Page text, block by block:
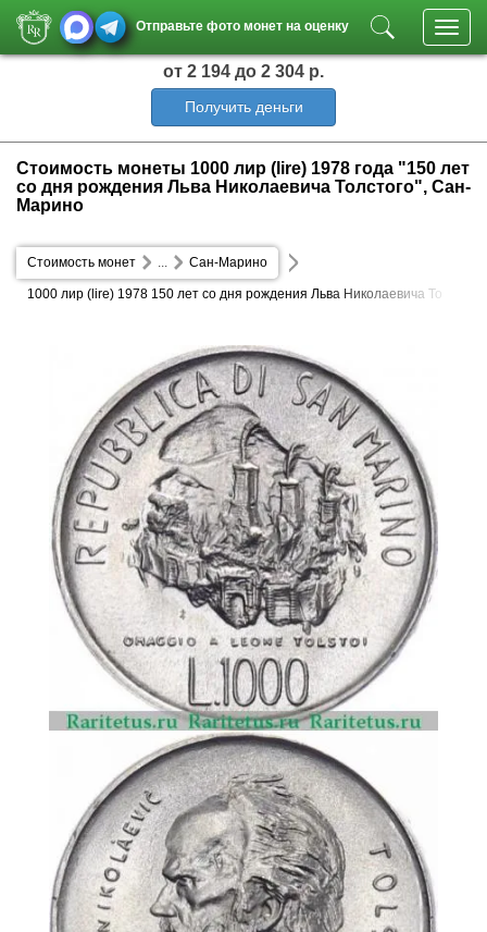
Отправьте фото монет на оценку
от 2 194 до 2 304 р.
Получить деньги
Стоимость монеты 1000 лир (lire) 1978 года "150 лет
со дня рождения Льва Николаевича Толстого", Сан-
Марино
Стоимость монет Сан-Марино
...
1000 лир (lire) 1978 150 лет со дня рождения Льва Николаевича То